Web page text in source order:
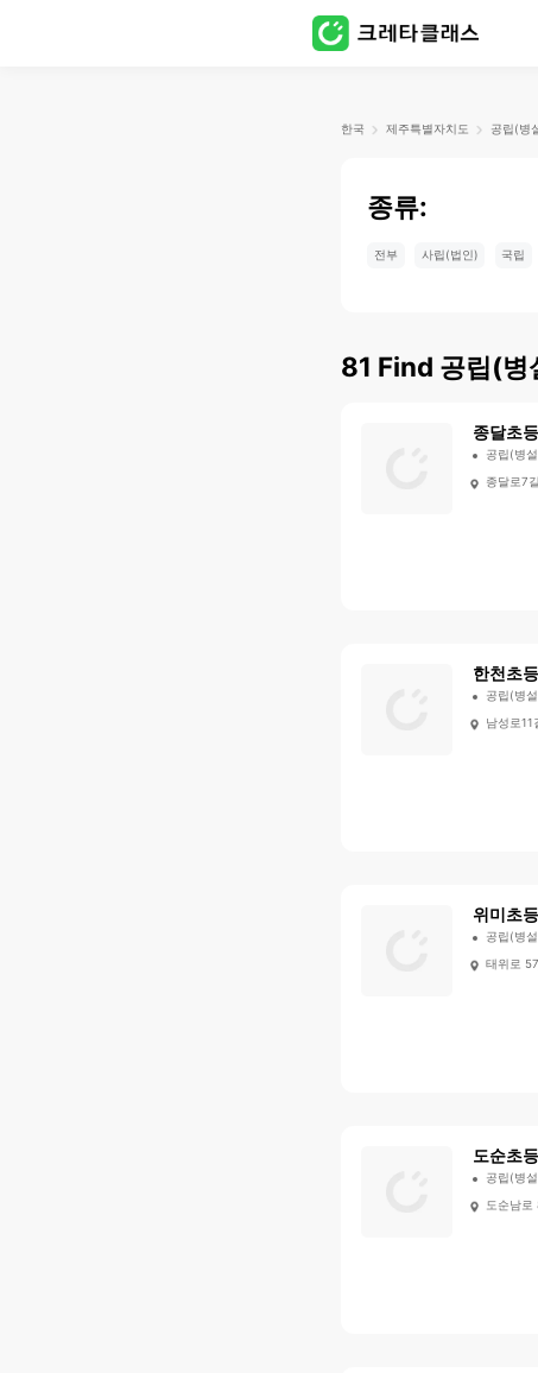
한국 제주특별자치도 공립(병
종류:
전부 사립(법인) 국립
81 Find 공립(병
종달초
공립(병
종달로7
한천초
공립(병
남성로
위미초
공립(병
태위로
도순초
공립(병
도순남로